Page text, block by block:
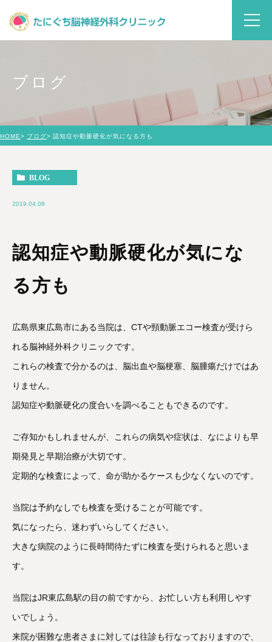
ブログ
HOME ブログ 認知症や動脈硬化が気になる方も
BLOG
2019.04.08
認知症や動脈硬化が気にな
る方も
広島県東広島市にある当院は、CTや頸動脈エコー検査が受けら
れる脳神経外科クリニックです。
これらの検査で分かるのは、脳出血や脳梗塞、脳腫瘍だけではあ
りません。
認知症や動脈硬化の度合いを調べることもできるのです。
ご存知かもしれませんが、これらの病気や症状は、なによりも早
期発見と早期治療が大切です。
定期的な検査によって、命が助かるケースも少なくないのです。
当院は予約なしでも検査を受けることが可能です。
気になったら、迷わずいらしてください。
大きな病院のように長時間待たずに検査を受けられると思いま
す。
当院はJR東広島駅の目の前ですから、お忙しい方も利用しやす
いでしょう。
来院が困難な患者さまに対しては往診も行なっておりますので、